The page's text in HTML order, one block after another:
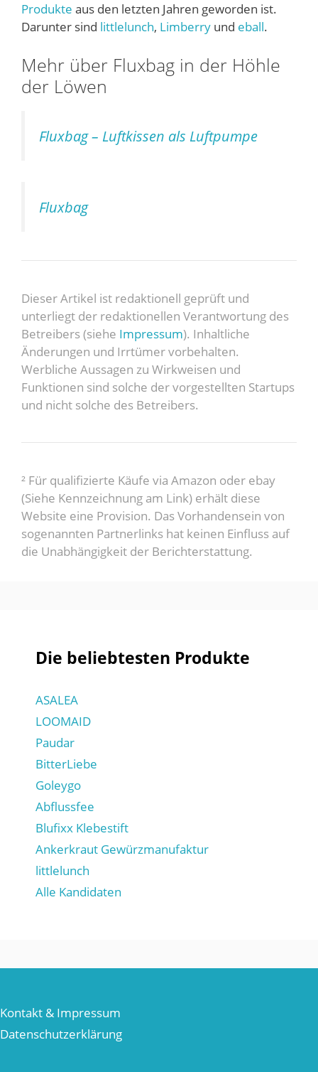
Produkte aus den letzten Jahren geworden ist.
Darunter sind littlelunch, Limberry und eball.
Mehr über Fluxbag in der Höhle
der Löwen
Fluxbag – Luftkissen als Luftpumpe
Fluxbag
Dieser Artikel ist redaktionell geprüft und
unterliegt der redaktionellen Verantwortung des
Betreibers (siehe Impressum). Inhaltliche
Änderungen und Irrtümer vorbehalten.
Werbliche Aussagen zu Wirkweisen und
Funktionen sind solche der vorgestellten Startups
und nicht solche des Betreibers.
² Für qualifizierte Käufe via Amazon oder ebay
(Siehe Kennzeichnung am Link) erhält diese
Website eine Provision. Das Vorhandensein von
sogenannten Partnerlinks hat keinen Einfluss auf
die Unabhängigkeit der Berichterstattung.
Die beliebtesten Produkte
ASALEA
LOOMAID
Paudar
BitterLiebe
Goleygo
Abflussfee
Blufixx Klebestift
Ankerkraut Gewürzmanufaktur
littlelunch
Alle Kandidaten
Kontakt & Impressum
Datenschutzerklärung